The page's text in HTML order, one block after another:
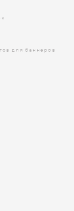
для баннеров